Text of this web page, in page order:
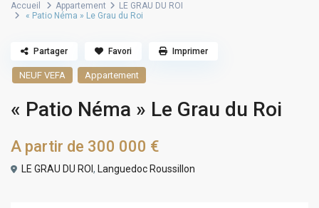
Accueil Appartement
LE GRAU DU ROI
« Patio Néma » Le Grau du Roi
NEUF VEFA Appartement
« Patio Néma » Le Grau du Roi
A partir de 300 000 €
LE GRAU DU ROI, Languedoc Roussillon
Partager Favori Imprimer